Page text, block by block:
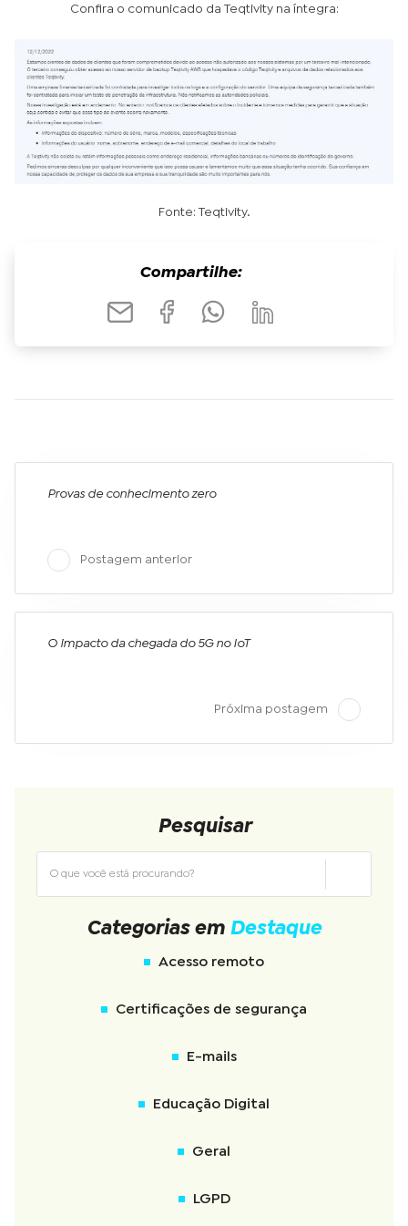
Confira o comunicado da Teqtivity na íntegra:
Fonte: Teqtivity.
Compartilhe:
Provas de conhecimento zero
Postagem anterior
O impacto da chegada do 5G no IoT
Próxima postagem
Pesquisar
Categorias em Destaque
Acesso remoto
Certificações de segurança
E-mails
Educação Digital
Geral
LGPD